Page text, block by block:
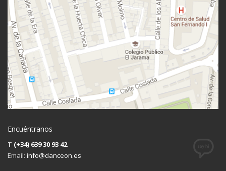
Encuéntranos
T (+34) 639 30 93 42
Email: info@danceon.es